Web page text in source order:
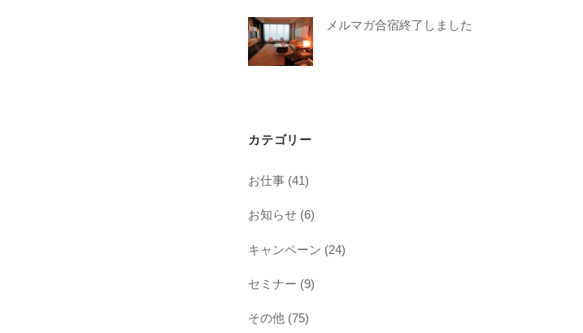
メルマガ合宿終了しました
カテゴリー
お仕事 (41)
お知らせ (6)
キャンペーン (24)
セミナー (9)
その他 (75)